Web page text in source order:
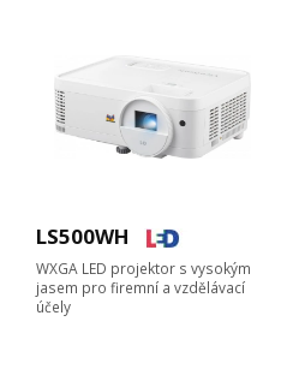
LS500WH
WXGA LED projektor s vysokým
jasem pro firemní a vzdělávací
účely